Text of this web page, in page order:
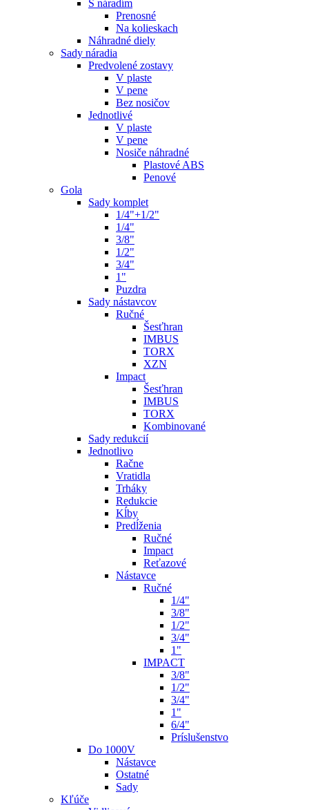
S náradím
Prenosné
Na kolieskach
Náhradné diely
Sady náradia
Predvolené zostavy
V plaste
V pene
Bez nosičov
Jednotlivé
V plaste
V pene
Nosiče náhradné
Plastové ABS
Penové
Gola
Sady komplet
1/4"+1/2"
1/4"
3/8"
1/2"
3/4"
1"
Puzdra
Sady nástavcov
Ručné
Šesťhran
IMBUS
TORX
XZN
Impact
Šesťhran
IMBUS
TORX
Kombinované
Sady redukcií
Jednotlivo
Račne
Vratidla
Trháky
Redukcie
Kĺby
Predĺženia
Ručné
Impact
Reťazové
Nástavce
Ručné
1/4"
3/8"
1/2"
3/4"
1"
IMPACT
3/8"
1/2"
3/4"
1"
6/4"
Príslušenstvo
Do 1000V
Nástavce
Ostatné
Sady
Kľúče